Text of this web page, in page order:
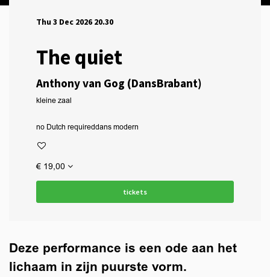
The quiet
Anthony van Gog (DansBrabant)
Thu 3 Dec 2026 20.30
kleine zaal
no Dutch requireddans modern
€ 19,00
tickets
Deze performance is een ode aan het
lichaam in zijn puurste vorm.